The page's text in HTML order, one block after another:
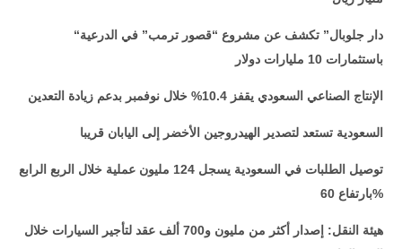
“دار جلوبال” تكشف عن مشروع “قصور ترمب” في الدرعية
باستثمارات 10 مليارات دولار
الإنتاج الصناعي السعودي يقفز 10.4% خلال نوفمبر بدعم زيادة التعدين
السعودية تستعد لتصدير الهيدروجين الأخضر إلى اليابان قريبا
توصيل الطلبات في السعودية يسجل 124 مليون عملية خلال الربع الرابع
بارتفاع 60%
هيئة النقل: إصدار أكثر من مليون و700 ألف عقد لتأجير السيارات خلال